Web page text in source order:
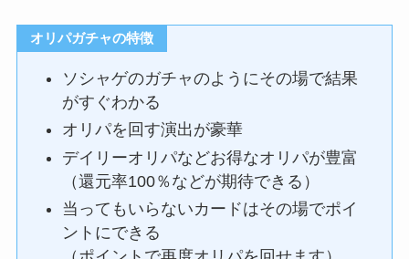
オリパガチャの特徴
ソシャゲのガチャのようにその場で結果
がすぐわかる
オリパを回す演出が豪華
デイリーオリパなどお得なオリパが豊富
（還元率100％などが期待できる）
当ってもいらないカードはその場でポイ
ントにできる